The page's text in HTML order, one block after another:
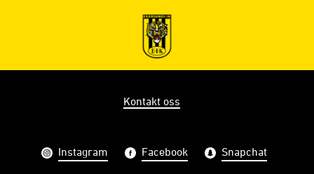
Kontakt oss
Instagram Facebook Snapchat